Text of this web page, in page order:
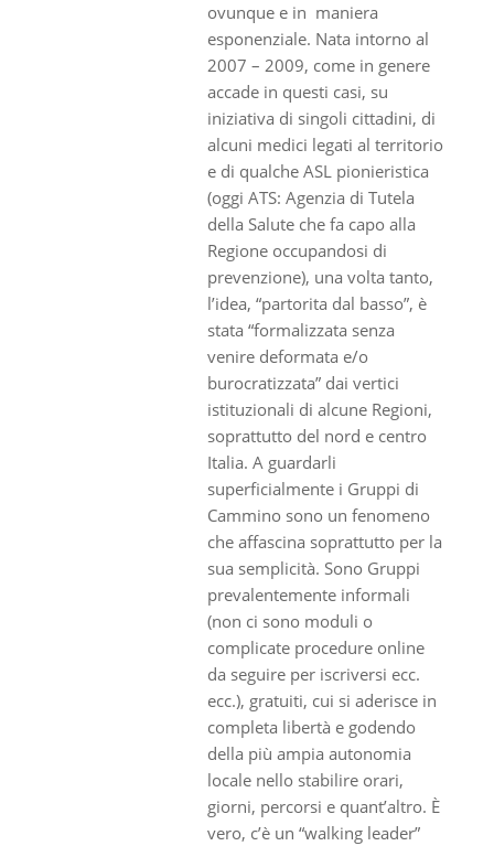
ovunque e in maniera
esponenziale. Nata intorno al
2007 – 2009, come in genere
accade in questi casi, su
iniziativa di singoli cittadini, di
alcuni medici legati al territorio
e di qualche ASL pionieristica
(oggi ATS: Agenzia di Tutela
della Salute che fa capo alla
Regione occupandosi di
prevenzione), una volta tanto,
l’idea, “partorita dal basso”, è
stata “formalizzata senza
venire deformata e/o
burocratizzata” dai vertici
istituzionali di alcune Regioni,
soprattutto del nord e centro
Italia. A guardarli
superficialmente i Gruppi di
Cammino sono un fenomeno
che affascina soprattutto per la
sua semplicità. Sono Gruppi
prevalentemente informali
(non ci sono moduli o
complicate procedure online
da seguire per iscriversi ecc.
ecc.), gratuiti, cui si aderisce in
completa libertà e godendo
della più ampia autonomia
locale nello stabilire orari,
giorni, percorsi e quant’altro. È
vero, c’è un “walking leader”